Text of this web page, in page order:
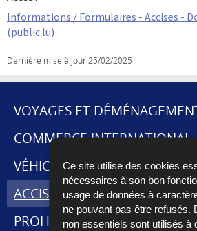
Ce site utilise des cookies
nécessaires à son bon
usage de données à
ne pouvant pas être refusés.
non essentiels sont utilisés à
Informations / Formulaires - Accises -
(public.lu)
Dernière mise à jour 25/02/2025
MENU
DE
NAVIGATION
VOYAGES ET
COMMERCE INTERNATIONAL
VÉHICULES
ACCISES ET CABARETAGE
PROHIBITIONS ET